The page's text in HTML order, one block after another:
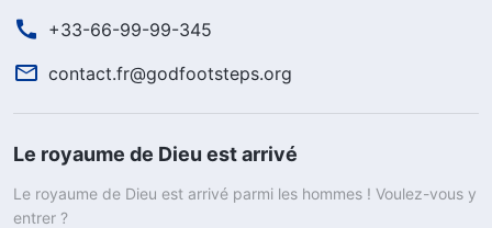
+33-66-99-99-345
contact.fr@godfootsteps.org
Le royaume de Dieu est arrivé
Le royaume de Dieu est arrivé parmi les hommes ! Voulez-vous y
entrer ?